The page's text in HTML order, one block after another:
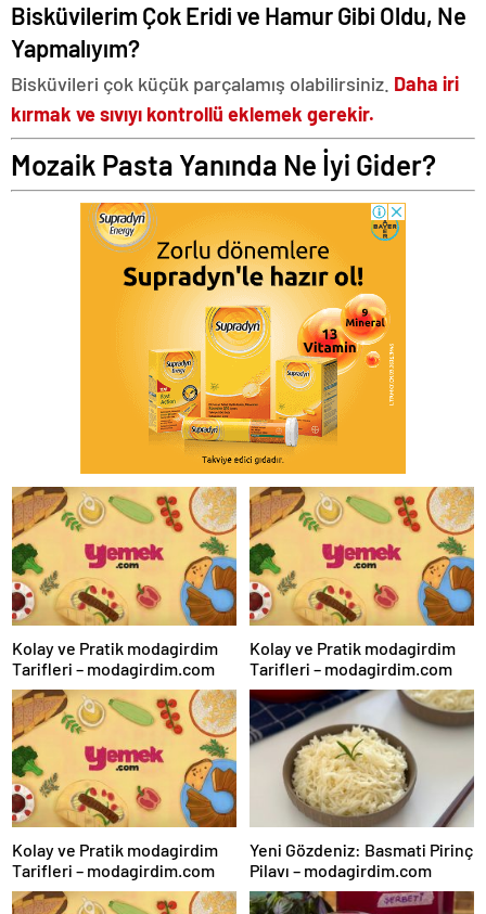
Bisküvilerim Çok Eridi ve Hamur Gibi Oldu, Ne
Yapmalıyım?
Bisküvileri çok küçük parçalamış olabilirsiniz. Daha iri
kırmak ve sıvıyı kontrollü eklemek gerekir.
Mozaik Pasta Yanında Ne İyi Gider?
Kolay ve Pratik modagirdim
Tarifleri – modagirdim.com
Kolay ve Pratik modagirdim
Tarifleri – modagirdim.com
Kolay ve Pratik modagirdim
Tarifleri – modagirdim.com
Yeni Gözdeniz: Basmati Pirinç
Pilavı – modagirdim.com